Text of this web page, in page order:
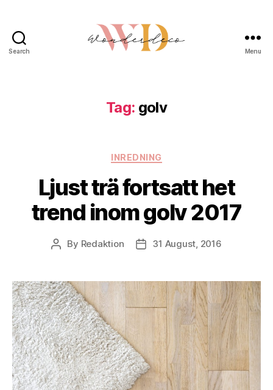
Search Menu
Tag: golv
Categories
INREDNING
Ljust trä fortsatt het
trend inom golv 2017
Post
By Redaktion
Post31 August, 2016